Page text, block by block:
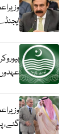
عہدوں
گئے،